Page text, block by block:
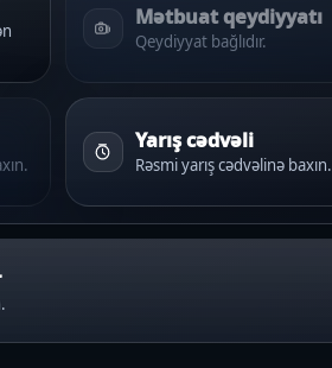
Mətbuat qeydiyyatı
Qeydiyyat bağlıdır.
Yarış cədvəli
Rəsmi yarış cədvəlinə baxın.